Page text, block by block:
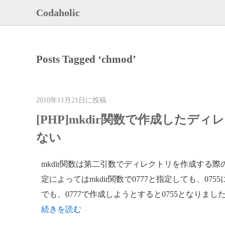
Codaholic
Posts Tagged ‘chmod’
2010年11月21日に投稿
[PHP]mkdir関数で作成したディ
ない
mkdir関数は第二引数でディレクトリを作成する
定によってはmkdir関数で0777と指定しても、
でも、0777で作成しようとすると0755となりまし
続きを読む